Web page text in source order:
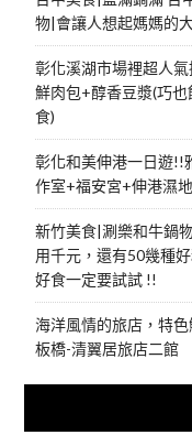
物|會讓人想起媽媽的
彰化溪湖市場裡超人
鮮肉包+醇香豆漿(巧
食)
彰化和美伸港一日遊!!
作室+福安宮+伸港濕地
新竹美食|涮樂和牛鍋
用千元，還有50幾種
好食一定要試試 !!
海洋風情的旅店，特
板橋-清翼居旅店二館